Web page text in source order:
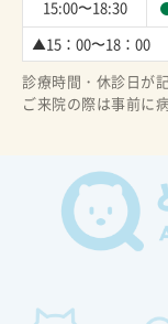
15:00〜18:30
▲15：00〜18：00
診療時間・休診日が
ご来院の際は事前に